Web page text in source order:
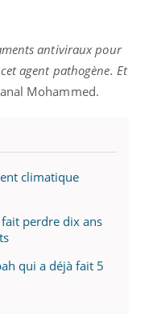
antiviraux pour
agent pathogène. Et
Mohammed.
climatique
perdre dix ans
qui a déjà fait 5